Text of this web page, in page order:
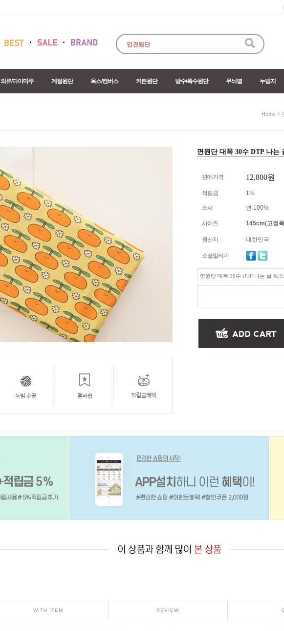
의류/다이마루 계절원단 옥스/캔버스 커튼원단 방수/특수원단 무늬별 누빔지
Home >
면원단 대폭 30수 DTP 나는
판매가격 12,800원
적립금 1%
소재 면 100%
사이즈 145cm(고정
원산지 대한민국
소셜알리미
면원단 대폭 30수 DTP 나는 귤
WITH ITEM REVIEW